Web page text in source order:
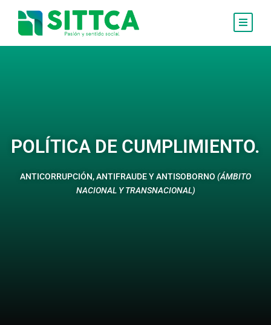
POLÍTICA DE CUMPLIMIENTO.
ANTICORRUPCIÓN, ANTIFRAUDE Y ANTISOBORNO (ÁMBITO
NACIONAL Y TRANSNACIONAL)